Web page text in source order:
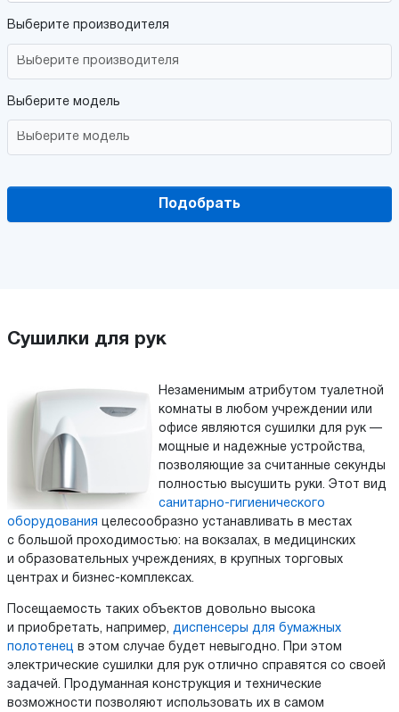
Выберите производителя
Выберите модель
Подобрать
Сушилки для рук
Незаменимым атрибутом туалетной
комнаты в любом учреждении или
офисе являются сушилки для рук —
мощные и надежные устройства,
позволяющие за считанные секунды
полностью высушить руки. Этот вид
санитарно-гигиенического
оборудования целесообразно устанавливать в местах
с большой проходимостью: на вокзалах, в медицинских
и образовательных учреждениях, в крупных торговых
центрах и бизнес-комплексах.
Посещаемость таких объектов довольно высока
и приобретать, например, диспенсеры для бумажных
полотенец в этом случае будет невыгодно. При этом
электрические сушилки для рук отлично справятся со своей
задачей. Продуманная конструкция и технические
возможности позволяют использовать их в самом